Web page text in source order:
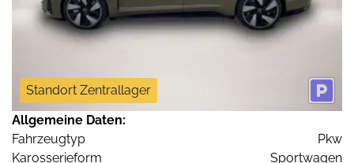
Standort Zentrallager
Allgemeine Daten:
Fahrzeugtyp
Pkw
Karosserieform
Sportwagen